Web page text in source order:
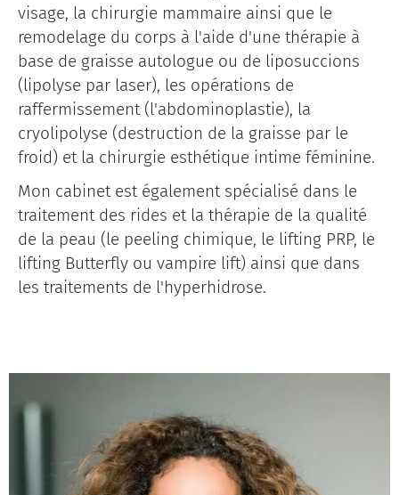
visage, la chirurgie mammaire ainsi que le
remodelage du corps à l'aide d'une thérapie à
base de graisse autologue ou de liposuccions
(lipolyse par laser), les opérations de
raffermissement (l'abdominoplastie), la
cryolipolyse (destruction de la graisse par le
froid) et la chirurgie esthétique intime féminine.
Mon cabinet est également spécialisé dans le
traitement des rides et la thérapie de la qualité
de la peau (le peeling chimique, le lifting PRP, le
lifting Butterfly ou vampire lift) ainsi que dans
les traitements de l'hyperhidrose.